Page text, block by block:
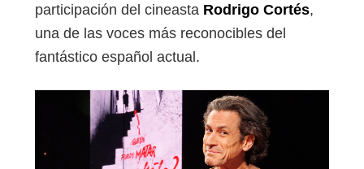
participación del cineasta Rodrigo Cortés,
una de las voces más reconocibles del
fantástico español actual.